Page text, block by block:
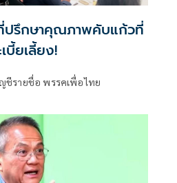
รึกษาคุณภาพคับแก้วที่
บี้ยเลี้ยง!
ชีรายชื่อ พรรคเพื่อไทย